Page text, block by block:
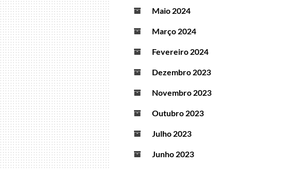
Maio 2024
Março 2024
Fevereiro 2024
Dezembro 2023
Novembro 2023
Outubro 2023
Julho 2023
Junho 2023